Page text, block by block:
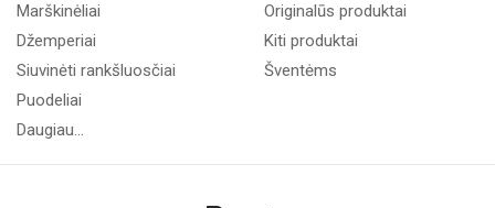
Marškinėliai
Džemperiai
Siuvinėti rankšluosčiai
Puodeliai
Daugiau...
Originalūs produktai
Kiti produktai
Šventėms